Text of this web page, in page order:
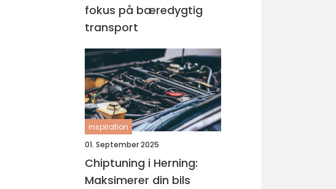
fokus på bæredygtig
transport
inspiration
01. September 2025
Chiptuning i Herning:
Maksimerer din bils